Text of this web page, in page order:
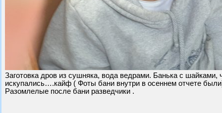
Заготовка дров из сушняка, вода ведрами. Банька с
искупались….кайф ( Фоты бани внутри в осеннем отчете
Разомлелые после бани разведчики .